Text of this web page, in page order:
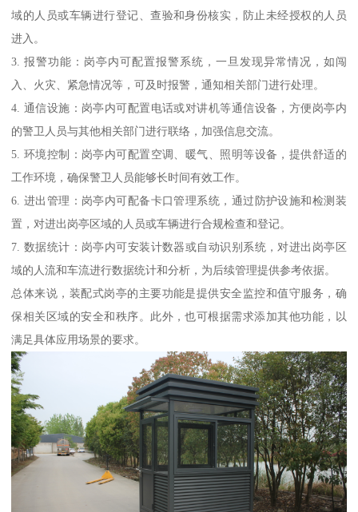
域的人员或车辆进行登记、查验和身份核实，防止未经授权的人员
进入。
3. 报警功能：岗亭内可配置报警系统，一旦发现异常情况，如闯
入、火灾、紧急情况等，可及时报警，通知相关部门进行处理。
4. 通信设施：岗亭内可配置电话或对讲机等通信设备，方便岗亭内
的警卫人员与其他相关部门进行联络，加强信息交流。
5. 环境控制：岗亭内可配置空调、暖气、照明等设备，提供舒适的
工作环境，确保警卫人员能够长时间有效工作。
6. 进出管理：岗亭内可配备卡口管理系统，通过防护设施和检测装
置，对进出岗亭区域的人员或车辆进行合规检查和登记。
7. 数据统计：岗亭内可安装计数器或自动识别系统，对进出岗亭区
域的人流和车流进行数据统计和分析，为后续管理提供参考依据。
总体来说，装配式岗亭的主要功能是提供安全监控和值守服务，确
保相关区域的安全和秩序。此外，也可根据需求添加其他功能，以
满足具体应用场景的要求。